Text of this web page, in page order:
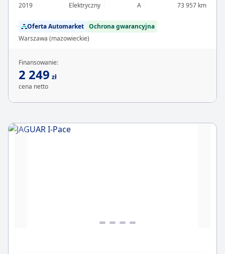
2019 Elektryczny A 73 957 km
Oferta Automarket Ochrona gwarancyjna
Warszawa (mazowieckie)
Finansowanie:
2 249 zł
cena netto